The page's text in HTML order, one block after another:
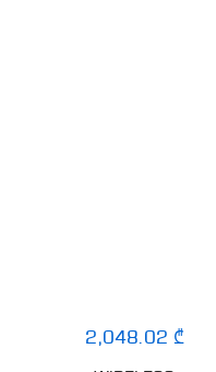
2,048.02 ₾